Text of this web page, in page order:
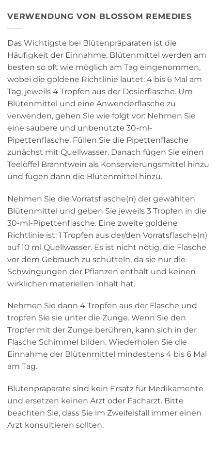
VERWENDUNG VON BLOSSOM REMEDIES
Das Wichtigste bei Blütenpräparaten ist die
Häufigkeit der Einnahme. Blütenmittel werden am
besten so oft wie möglich am Tag eingenommen,
wobei die goldene Richtlinie lautet: 4 bis 6 Mal am
Tag, jeweils 4 Tropfen aus der Dosierflasche. Um
Blütenmittel und eine Anwenderflasche zu
verwenden, gehen Sie wie folgt vor: Nehmen Sie
eine saubere und unbenutzte 30-ml-
Pipettenflasche. Füllen Sie die Pipettenflasche
zunächst mit Quellwasser. Danach fügen Sie einen
Teelöffel Branntwein als Konservierungsmittel hinzu
und fügen dann die Blütenmittel hinzu.
Nehmen Sie die Vorratsflasche(n) der gewählten
Blütenmittel und geben Sie jeweils 3 Tropfen in die
30-ml-Pipettenflasche. Eine zweite goldene
Richtlinie ist: 1 Tropfen aus der/den Vorratsflasche(n)
auf 10 ml Quellwasser. Es ist nicht nötig, die Flasche
vor dem Gebrauch zu schütteln, da sie nur die
Schwingungen der Pflanzen enthält und keinen
wirklichen materiellen Inhalt hat.
Nehmen Sie dann 4 Tropfen aus der Flasche und
tropfen Sie sie unter die Zunge. Wenn Sie den
Tropfer mit der Zunge berühren, kann sich in der
Flasche Schimmel bilden. Wiederholen Sie die
Einnahme der Blütenmittel mindestens 4 bis 6 Mal
am Tag.
Blütenpräparate sind kein Ersatz für Medikamente
und ersetzen keinen Arzt oder Facharzt. Bitte
beachten Sie, dass Sie im Zweifelsfall immer einen
Arzt konsultieren sollten.